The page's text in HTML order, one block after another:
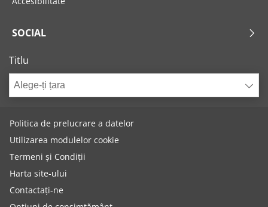
SOCIAL
Titlu
Alege-ți țara
Politica de prelucrare a datelor
Utilizarea modulelor cookie
Termeni și Condiții
Harta site-ului
Contactați-ne